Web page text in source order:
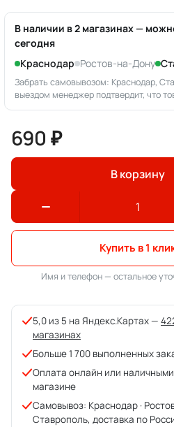
В наличии в 2 магазинах —
сегодня
Краснодар Ростов-на-Дону
Забрать самовывозом: Краснодар,
выездом менеджер подтвердит, что
690 ₽
В корзину
Купить в 1
Имя и телефон — остальное
5,0 из 5 на Яндекс.Картах —
магазинах
Больше 1 700 выполненных
Оплата онлайн или
магазине
Самовывоз: Краснодар ·
Ставрополь, доставка по